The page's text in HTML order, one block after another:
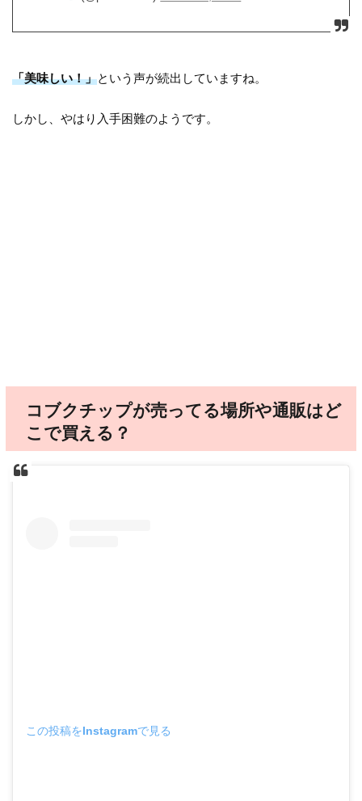
「美味しい！」という声が続出していますね。
しかし、やはり入手困難のようです。
コブクチップが売ってる場所や通販はど
こで買える？
この投稿をInstagramで見る